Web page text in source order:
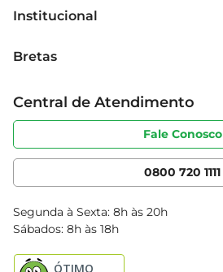
Institucional
Grupo Cencosud
Sobre privacidade
Portal do fornecedor
Cencosud Media
Bretas
Produtos Bretas
Código de ética
Serviços
Clube Bretas
Blog Bretas
Black Friday
Central de Atendimento
Fale Conosco
0800 720 1111
Segunda à Sexta: 8h às 20h
Sábados: 8h às 18h